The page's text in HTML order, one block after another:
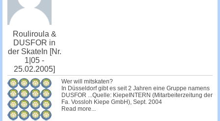
Rouliroula &
DUSFOR in
der SkateIn [Nr.
1|05 -
25.02.2005]
Wer will mitskaten?
In Düsseldorf gibt es seit 2 Jahren eine Gruppe namens
DUSFOR ...Quelle: KiepeINTERN (Mitarbeiterzeitung der
Fa. Vossloh Kiepe GmbH), Sept. 2004
Read more...